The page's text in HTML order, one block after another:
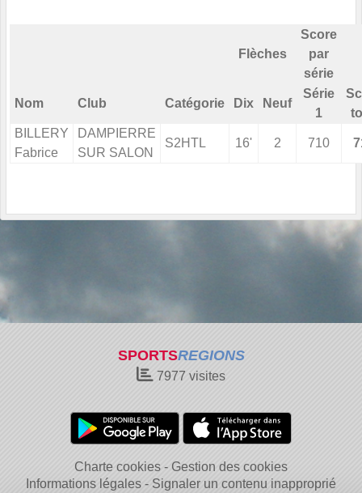
Flèches
Score
par
série
Nom Club Catégorie Dix Neuf
Série
1
BILLERY
Fabrice
DAMPIERRE
SUR SALON
S2HTL 16' 2 710
SPORTSREGIONS
7977 visites
Charte cookies
Gestion des cookies
Informations légales
Signaler un contenu inapproprié